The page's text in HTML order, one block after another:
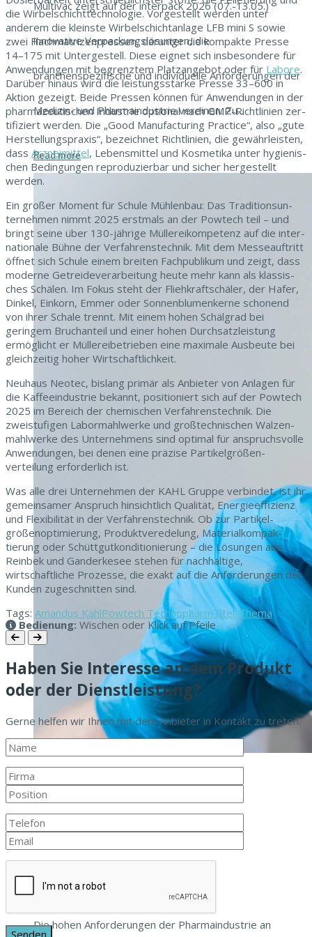
Multivac zeigt auf der interpack 2026 (07.-13.05.)
innovative Verpackungslösungen, die
branchenspezifische und individuelle Anforderungen der
Medizin- und Pharmaindustrie vereinen. Zu...
Read more
Titel-Thema
Keimfreie Medikamenten-Herstellung
10. März 2026
Die hohen Anforderungen der Pharmaindustrie an
die Wirbelschicht­tech­nolo­gie. Vorgestellt wer­den unter
anderem die kle­in­ste Wirbelschich­tan­lage LFB mini S sowie
zwei Flach­ma­trizen­pressen, darunter die kom­pak­te Presse
14–175 mit Untergestell. Diese eignet sich ins­beson­dere für
Anwen­dun­gen mit begren­ztem Platzange­bot oder für Labore.
Darüber hin­aus wird die leis­tungsstarke Presse 33–600 in
Aktion gezeigt. Bei­de Pressen kön­nen für Anwen­dun­gen in der
phar­mazeutis­chen Indus­trie option­al nach GMP-Richtlin­ien zer­
ti­fiziert wer­den. Die „Good Man­u­fac­tur­ing Prac­tice“, also „gute
Her­stel­lung­sprax­is“, beze­ich­net Richtlin­ien, die gewährleis­ten,
dass Arzneimit­tel, Lebens­mit­tel und Kos­meti­ka unter hygien­is­
chen Bedin­gun­gen repro­duzier­bar und sich­er hergestellt
werden.
Ein großer Moment für Schule Müh­len­bau: Das Tra­di­tion­sun­
ternehmen nimmt 2025 erst­mals an der Powtech teil – und
bringt seine über 130-jährige Müllereikom­pe­tenz auf die inter­
na­tionale Bühne der Ver­fahren­stech­nik. Mit dem Messeauftritt
öffnet sich Schule einem bre­it­en Fach­pub­likum und zeigt, dass
mod­erne Getrei­de­v­er­ar­beitung heute mehr kann als klas­sis­
ches Schälen. Im Fokus ste­ht der Fliehkraftschäler, der Hafer,
Dinkel, Einko­rn, Emmer oder Son­nen­blu­menkerne scho­nend
von ihrer Schale tren­nt. Mit einem hohen Schäl­grad bei
geringem Bruchanteil und ein­er hohen Durch­sat­zleis­tung
ermöglicht er Müllerei­be­trieben eine max­i­male Aus­beute bei
gle­ichzeit­ig hoher Wirtschaftlichkeit.
Neuhaus Neotec, bis­lang primär als Anbi­eter von Anla­gen für
die Kaf­feein­dus­trie bekan­nt, posi­tion­iert sich auf der Powtech
2025 im Bere­ich der chemis­chen Ver­fahren­stech­nik. Die
zweistu­fi­gen Labormahlw­erke und großtech­nis­chen Walzen­
mahlw­erke des Unternehmens sind opti­mal für anspruchsvolle
Anwen­dun­gen, bei denen eine präzise Par­tikel­größen­
verteilung erforder­lich ist.
Was alle drei Unternehmen der KAHL Gruppe verbindet, ist ihr
gemein­samer Anspruch hin­sichtlich Qual­ität, Energieef­fizienz
und Flex­i­bil­ität in der Ver­fahren­stech­nik. Ob zur Par­tikel­
größenop­ti­mierung, Pro­duk­tvere­delung, Mate­ri­alkom­pak­
tierung oder Schüttgutkon­di­tion­ierung – die Lösun­gen aus
Rein­bek und Gan­derke­see ste­hen für nach­haltige,
wirtschaftliche Prozesse, die exakt auf die Anforderun­gen der
Kun­den zugeschnit­ten sind.
Tags: Amandus KahlPowtech TechnopharmTitel-Thema
Bedienung: Wischen oder Klick auf Pfeile
Haben Sie Interesse an dem Produkt
oder der Dienstleistung?
Gerne helfen wir Ihnen mit dem Anbieter in Kontakt zu treten.